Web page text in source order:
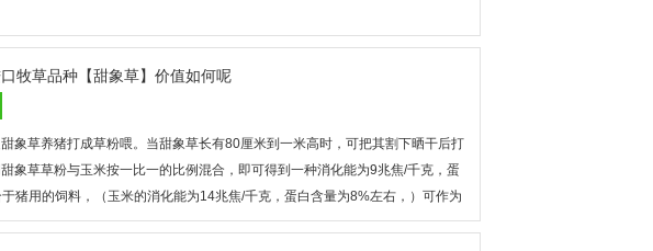
牧草品种【甜象草】价值如何呢
象草养猪打成草粉喂。当甜象草长有80厘米到一米高时，可把其割下晒干后打
象草草粉与玉米按一比一的比例混合，即可得到一种消化能为9兆焦/千克，蛋
猪用的饲料，（玉米的消化能为14兆焦/千克，蛋白含量为8%左右，）可作为
上少量大豆精料和微元素即可得到全价饲料。